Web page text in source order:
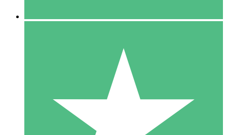
10 Descargas
20 00